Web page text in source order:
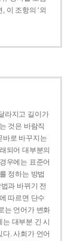
이 조항의 ‘외
라지고 길이가
것은 바람직
바로 바꾸지는
되어 대부분의
우에는 표준어
정하는 방법
과 바뀌기 전
따르면 단수
는 언어가 변화
대부분 긴 시
. 사회가 언어